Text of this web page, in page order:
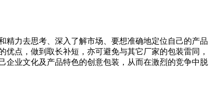
精力去思考、深入了解市场、要想准确地定位自己的产品
点，做到取长补短，亦可避免与其它厂家的包装雷同，
企业文化及产品特色的创意包装，从而在激烈的竞争中脱